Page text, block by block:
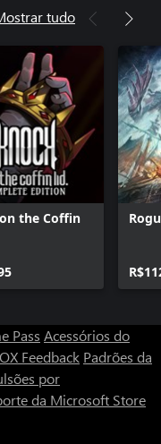
tudo
the Coffin
Pass Acessórios do
Feedback Padrões da
por
da Microsoft Store